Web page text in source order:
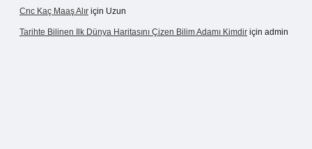
Cnc Kaç Maaş Alır için Uzun
Tarihte Bilinen Ilk Dünya Haritasını Çizen Bilim Adamı Kimdir için admin